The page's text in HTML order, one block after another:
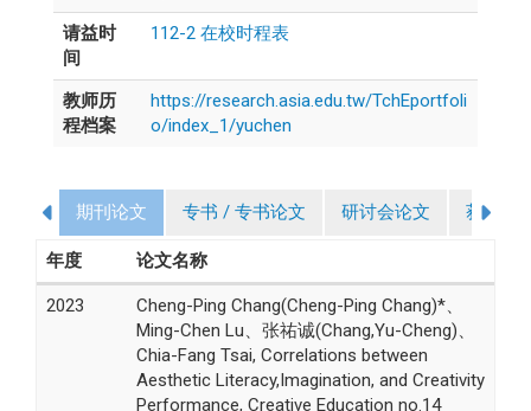
请益时
间
112-2 在校时程表
教师历
程档案
https://research.asia.edu.tw/TchEportfoli
o/index_1/yuchen
期刊论文 专书 / 专书论文 研讨会论文 获奖
年度 论文名称
2023
Cheng-Ping Chang(Cheng-Ping Chang)*、
Ming-Chen Lu、张祐诚(Chang,Yu-Cheng)、
Chia-Fang Tsai, Correlations between
Aesthetic Literacy,Imagination, and Creativity
Performance, Creative Education no.14